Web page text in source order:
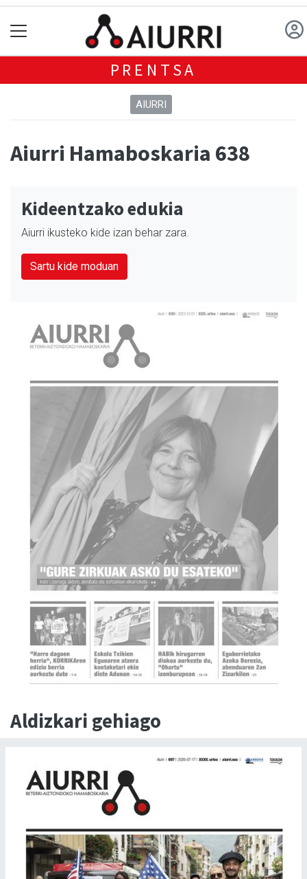
PRENTSA
AIURRI
Aiurri Hamaboskaria 638
Kideentzako edukia
Aiurri ikusteko kide izan behar zara.
Sartu kide moduan
Aldizkari gehiago